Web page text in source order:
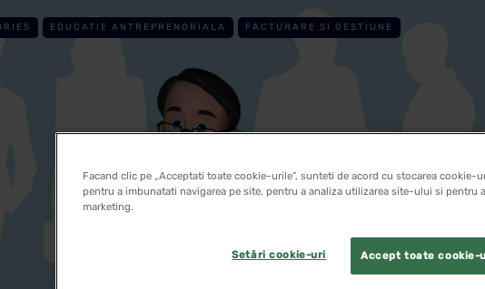
EDUCATIE ANTREPRENORIALA FACTURARE SI GESTIUNE
Facand clic pe „Acceptati toate cookie-urile”, sunteti de acord cu stocarea cookie-
pentru a imbunatati navigarea pe site, pentru a analiza utilizarea site-ului si pentru
marketing.
Accept toate cookie-
Setări cookie-uri